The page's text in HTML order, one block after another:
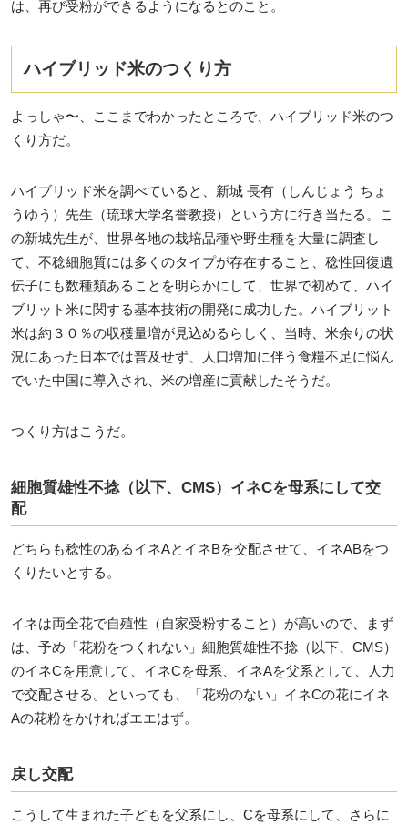
は、再び受粉ができるようになるとのこと。
ハイブリッド米のつくり方
よっしゃ〜、ここまでわかったところで、ハイブリッド米のつ
くり方だ。
ハイブリッド米を調べていると、新城 長有（しんじょう ちょ
うゆう）先生（琉球大学名誉教授）という方に行き当たる。こ
の新城先生が、世界各地の栽培品種や野生種を大量に調査し
て、不稔細胞質には多くのタイプが存在すること、稔性回復遺
伝子にも数種類あることを明らかにして、世界で初めて、ハイ
ブリット米に関する基本技術の開発に成功した。ハイブリット
米は約３０％の収穫量増が見込めるらしく、当時、米余りの状
況にあった日本では普及せず、人口増加に伴う食糧不足に悩ん
でいた中国に導入され、米の増産に貢献したそうだ。
つくり方はこうだ。
細胞質雄性不捻（以下、CMS）イネCを母系にして交
配
どちらも稔性のあるイネAとイネBを交配させて、イネABをつ
くりたいとする。
イネは両全花で自殖性（自家受粉すること）が高いので、まず
は、予め「花粉をつくれない」細胞質雄性不捻（以下、CMS）
のイネCを用意して、イネCを母系、イネAを父系として、人力
で交配させる。といっても、「花粉のない」イネCの花にイネ
Aの花粉をかければエエはず。
戻し交配
こうして生まれた子どもを父系にし、Cを母系にして、さらに